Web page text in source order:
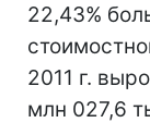
22,43%
2011 г.
млн 027,6